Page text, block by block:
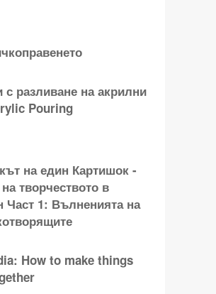
с разливане на акрилни
Pouring
на един Картишок -
творчеството в
1: Вълненията на
How to make things